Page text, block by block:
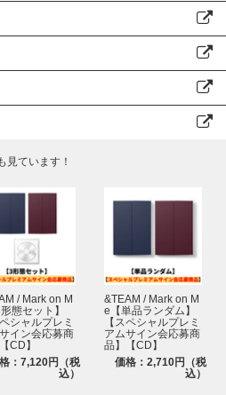
個別トーク & ハイタッチ会
会(ミニトーク & 撮影会)
。
となります。
名のグリーティングではございません。
の12月7日(日) 各種発売記念イベント参加
official.jp/posts/news/yzbqav
祝)
ンライン上でサイン会やトーク会にご参加
ラインイベントはK、JOは不参加予定と
通りK、JOのみ別日＜2026年3月1日(日)
び個別オンライントーク会を実施させてい
: 商品と同梱でお届けいたします。
ト参加券」を当日お持ちの方のみご参加可
他、詳細は商品と共に参加者の方にお届け
券」に記載いたします。券面に記載の内容
イベント参加券」に記載の内容が異なりま
はランダムとなります。
。記載されている以外の部へのご参加はで
」に記載されている各部の集合時間に遅れ
ご注意ください。
」を紛失された場合は、いかなる理由にお
届けからイベント当日までこちらの「整理
ュージック合同会社(UNIVERSAL MUSIC
JAPAN株式会社の間で、受付時
)を相互に使用させていただきます。あらか
見ています！
/ Mark on M
態セット】
ペシャルプレミ
イン会応募商
CD】
：7,120円（税
込）
&TEAM / Mark on M
e【単品ランダム】
【スペシャルプレミ
アムサイン会応募商
品】【CD】
価格：2,710円（税
込）